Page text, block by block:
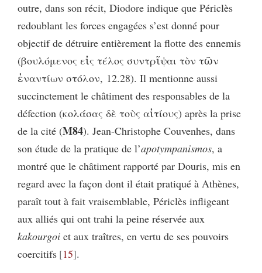
outre, dans son récit, Diodore indique que Périclès
redoublant les forces engagées s’est donné pour
objectif de détruire entièrement la flotte des ennemis
(βουλόμενος εἰς τέλος συντρῖψαι τὸν τῶν
ἐναντίων στόλον, 12.28). Il mentionne aussi
succinctement le châtiment des responsables de la
défection (κολάσας δὲ τοὺς αἰτίους) après la prise
de la cité (M84). Jean-Christophe Couvenhes, dans
son étude de la pratique de l’apotympanismos, a
montré que le châtiment rapporté par Douris, mis en
regard avec la façon dont il était pratiqué à Athènes,
paraît tout à fait vraisemblable, Périclès infligeant
aux alliés qui ont trahi la peine réservée aux
kakourgoi et aux traîtres, en vertu de ses pouvoirs
coercitifs 15 .